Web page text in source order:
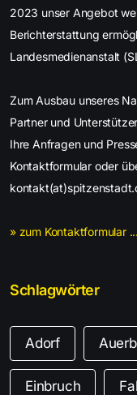
2023 unser Angebot
Berichterstattung
Landesmedienanstalt
Zum Ausbau unseres
Partner und
Ihre Anfragen und
Kontaktformular oder
» zum Kontaktformular ...
Schlagwörter
Adorf
Einbruch